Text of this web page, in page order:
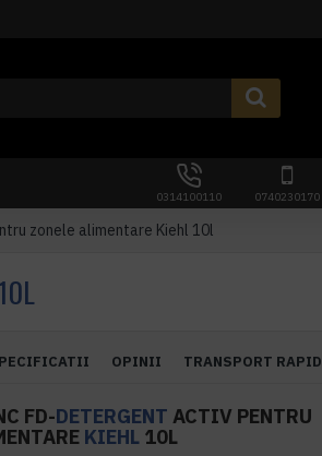
0314100110 0740230170
zonele alimentare Kiehl 10l
OPINII TRANSPORT RAPID
FD-DETERGENT ACTIV PENTRU
KIEHL 10L